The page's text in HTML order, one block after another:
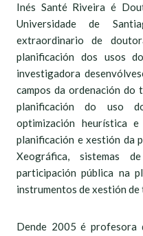
Inés Santé Riveira é
Universidade de
extraordinario de
planificación dos usos
investigadora
campos da ordenación
planificación do uso
optimización heurística
planificación e xestión da
Xeográfica, sistemas
participación pública na
instrumentos de xestión
Dende 2005 é profesora